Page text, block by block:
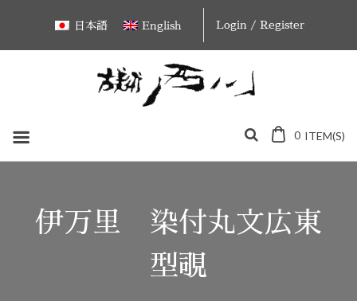
content
日本語 English Login / Register
0 ITEM(S)
伊万里 染付丸文広東
型覗